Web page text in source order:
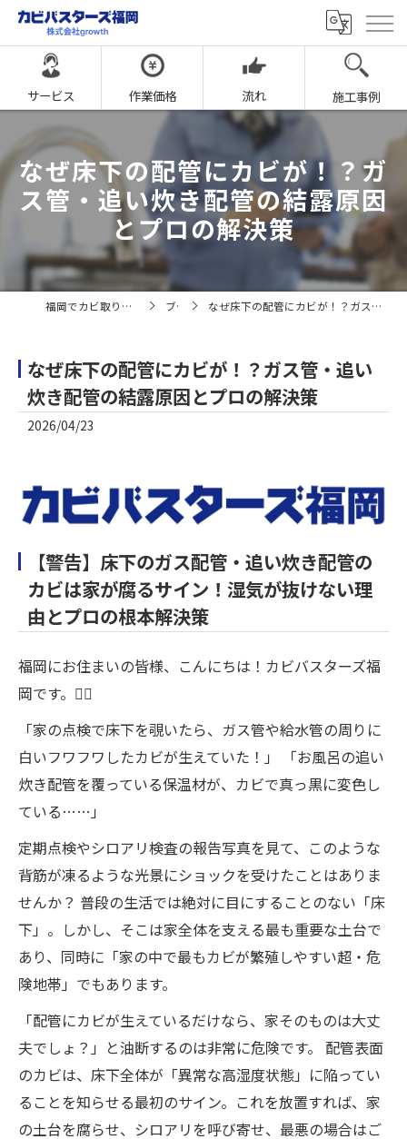
サービス 作業価格 流れ 施工事例
なぜ床下の配管にカビが！？ガ
ス管・追い炊き配管の結露原因
とプロの解決策
福岡でカビ取りならカビバスターズ福岡 ブログ なぜ床下の配管にカビが！？ガス管・追い炊き配管の結露原因とプロの解決策
なぜ床下の配管にカビが！？ガス管・追い
炊き配管の結露原因とプロの解決策
2026/04/23
【警告】床下のガス配管・追い炊き配管の
カビは家が腐るサイン！湿気が抜けない理
由とプロの根本解決策
福岡にお住まいの皆様、こんにちは！カビバスターズ福
岡です。🙋‍♂️
「家の点検で床下を覗いたら、ガス管や給水管の周りに
白いフワフワしたカビが生えていた！」 「お風呂の追い
炊き配管を覆っている保温材が、カビで真っ黒に変色し
ている……」
定期点検やシロアリ検査の報告写真を見て、このような
背筋が凍るような光景にショックを受けたことはありま
せんか？ 普段の生活では絶対に目にすることのない「床
下」。しかし、そこは家全体を支える最も重要な土台で
あり、同時に「家の中で最もカビが繁殖しやすい超・危
険地帯」でもあります。
「配管にカビが生えているだけなら、家そのものは大丈
夫でしょ？」と油断するのは非常に危険です。 配管表面
のカビは、床下全体が「異常な高湿度状態」に陥ってい
ることを知らせる最初のサイン。これを放置すれば、家
の土台を腐らせ、シロアリを呼び寄せ、最悪の場合はご